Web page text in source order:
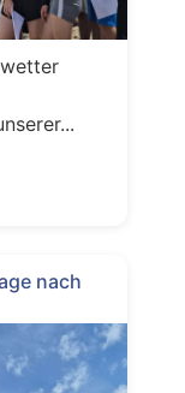
nach